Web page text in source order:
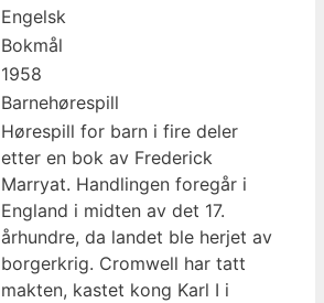
Engelsk
Bokmål
1958
Barnehørespill
Hørespill for barn i fire deler
etter en bok av Frederick
Marryat. Handlingen foregår i
England i midten av det 17.
århundre, da landet ble herjet av
borgerkrig. Cromwell har tatt
makten, kastet kong Karl I i